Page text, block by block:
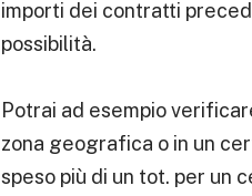
importi dei contratti
possibilità.
Potrai ad esempio
zona geografica o in un
speso più di un tot. per un